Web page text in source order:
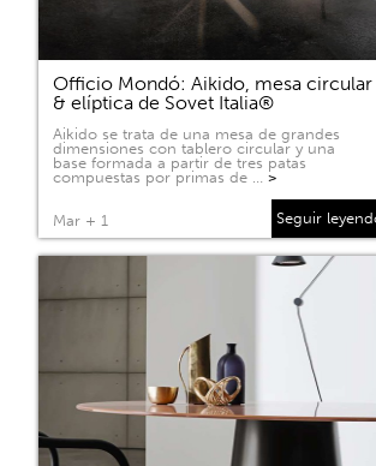
Officio Mondó: Aikido, mesa circular
& elíptica de Sovet Italia®
Aikido se trata de una mesa de grandes
dimensiones con tablero circular y una
base formada a partir de tres patas
compuestas por primas de … >
Mar + 1 Seguir